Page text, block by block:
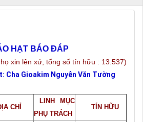
HẠT BÁO ĐÁP
xin lên xứ, tổng số tín hữu : 13.537)
Cha Gioakim Nguyễn Văn Tường
CHỈ
LINH MỤC
PHỤ TRÁCH
TÍN HỮU